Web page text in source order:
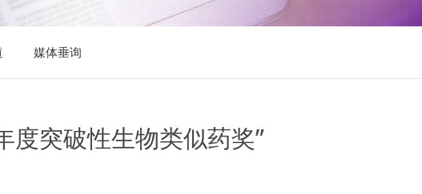
媒体垂询
突破性生物类似药奖”